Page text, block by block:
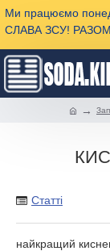
Ми працюємо
СЛАВА ЗСУ!
Cтатті
найкращий